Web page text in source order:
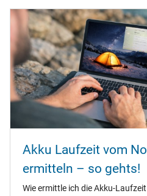
Akku Laufzeit vom
ermitteln – so gehts!
Wie ermittle ich die Akku-